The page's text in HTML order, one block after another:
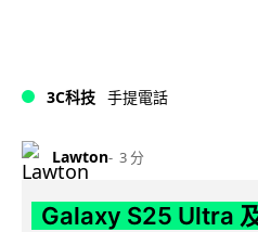
3C科技 手提電話
Lawton 3 分
Galaxy S25 Ultra